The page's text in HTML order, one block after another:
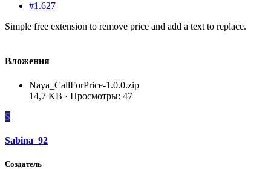
#1.627
Simple free extension to remove price and add a text to replace.
Вложения
Naya_CallForPrice-1.0.0.zip
14,7 KB · Просмотры: 47
S
Sabina_92
Создатель